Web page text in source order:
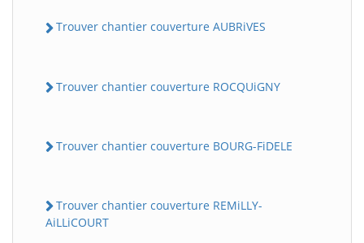
Trouver chantier couverture AUBRiVES
Trouver chantier couverture ROCQUiGNY
Trouver chantier couverture BOURG-FiDELE
Trouver chantier couverture REMiLLY-
AiLLiCOURT